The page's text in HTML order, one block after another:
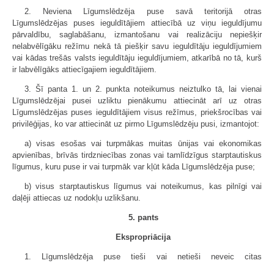
2. Neviena Līgumslēdzēja puse savā teritorijā otras
Līgumslēdzējas puses ieguldītājiem attiecībā uz viņu ieguldījumu
pārvaldību, saglabāšanu, izmantošanu vai realizāciju nepiešķir
nelabvēlīgāku režīmu nekā tā piešķir savu ieguldītāju ieguldījumiem
vai kādas trešās valsts ieguldītāju ieguldījumiem, atkarībā no tā, kurš
ir labvēlīgāks attiecīgajiem ieguldītājiem.
3. Šī panta 1. un 2. punkta noteikumus neiztulko tā, lai vienai
Līgumslēdzējai pusei uzliktu pienākumu attiecināt arī uz otras
Līgumslēdzējas puses ieguldītājiem visus režīmus, priekšrocības vai
privilēģijas, ko var attiecināt uz pirmo Līgumslēdzēju pusi, izmantojot:
a) visas esošas vai turpmākas muitas ūnijas vai ekonomikas
apvienības, brīvās tirdzniecības zonas vai tamlīdzīgus starptautiskus
līgumus, kuru puse ir vai turpmāk var kļūt kāda Līgumslēdzēja puse;
b) visus starptautiskus līgumus vai noteikumus, kas pilnīgi vai
daļēji attiecas uz nodokļu uzlikšanu.
5. pants
Ekspropriācija
1. Līgumslēdzēja puse tieši vai netieši neveic citas